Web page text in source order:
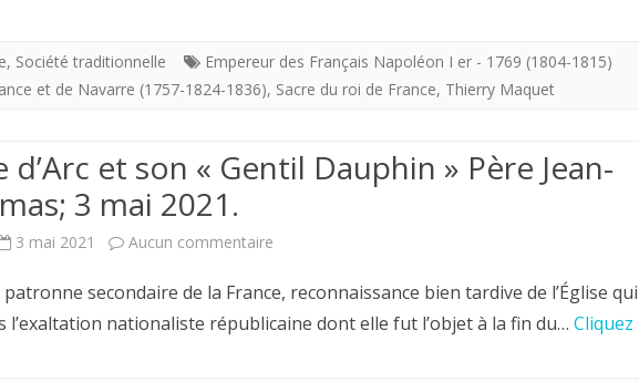
1825.
Thierry
2015
(Avant
propos)
, Société traditionnelle
Empereur des Français Napoléon I er - 1769 (1804-1815)
et de Navarre (1757-1824-1836), Sacre du roi de France, Thierry Maquet
d’Arc et son « Gentil Dauphin » Père Jean-
3 mai 2021.
3 mai 2021 Aucun commentaire
Jeanne
patronne secondaire de la France, reconnaissance bien tardive de l’Église qui
l’exaltation nationaliste républicaine dont elle fut l’objet à la fin du… Cliquez